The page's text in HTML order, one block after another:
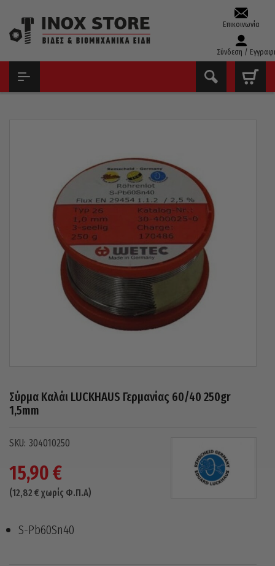
Επικοινωνία
Σύνδεση /
Σύρμα Καλάι LUCKHAUS Γερμανίας 60/40 250gr
1,5mm
304010250
15,90€
(12,82 € χωρίς Φ.Π.Α)
S-Pb60Sn40